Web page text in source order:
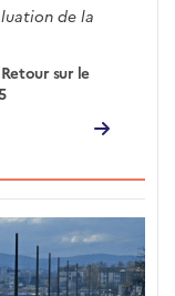
de la
sur le